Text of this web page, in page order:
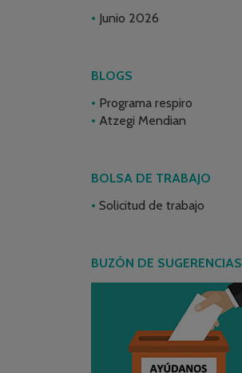
Junio 2026
BLOGS
Programa respiro
Atzegi Mendian
BOLSA DE TRABAJO
Solicitud de trabajo
BUZÓN DE SUGERENCIAS